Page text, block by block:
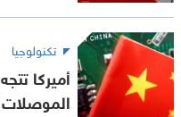
تكنولوجيا
أميركا